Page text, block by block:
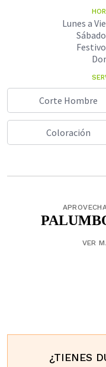
Lunes a
Corte Hombre
Coloración
VER
¿TIENES